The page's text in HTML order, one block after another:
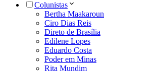
Colunistas
Bertha Maakaroun
Ciro Dias Reis
Direto de Brasília
Edilene Lopes
Eduardo Costa
Poder em Minas
Rita Mundim